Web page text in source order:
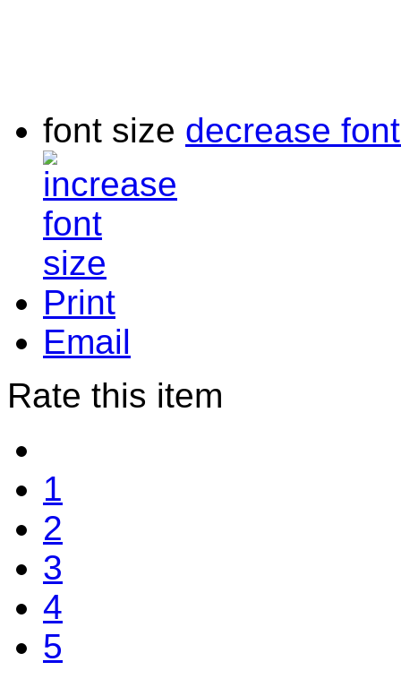
font size decrease
Print
Email
Rate this item
1
2
3
4
5